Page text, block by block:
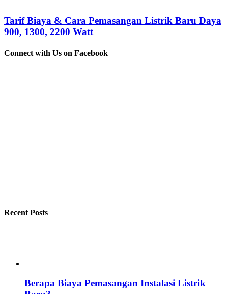
Tarif Biaya & Cara Pemasangan Listrik Baru Daya
900, 1300, 2200 Watt
Connect with Us on Facebook
Recent Posts
Berapa Biaya Pemasangan Instalasi Listrik